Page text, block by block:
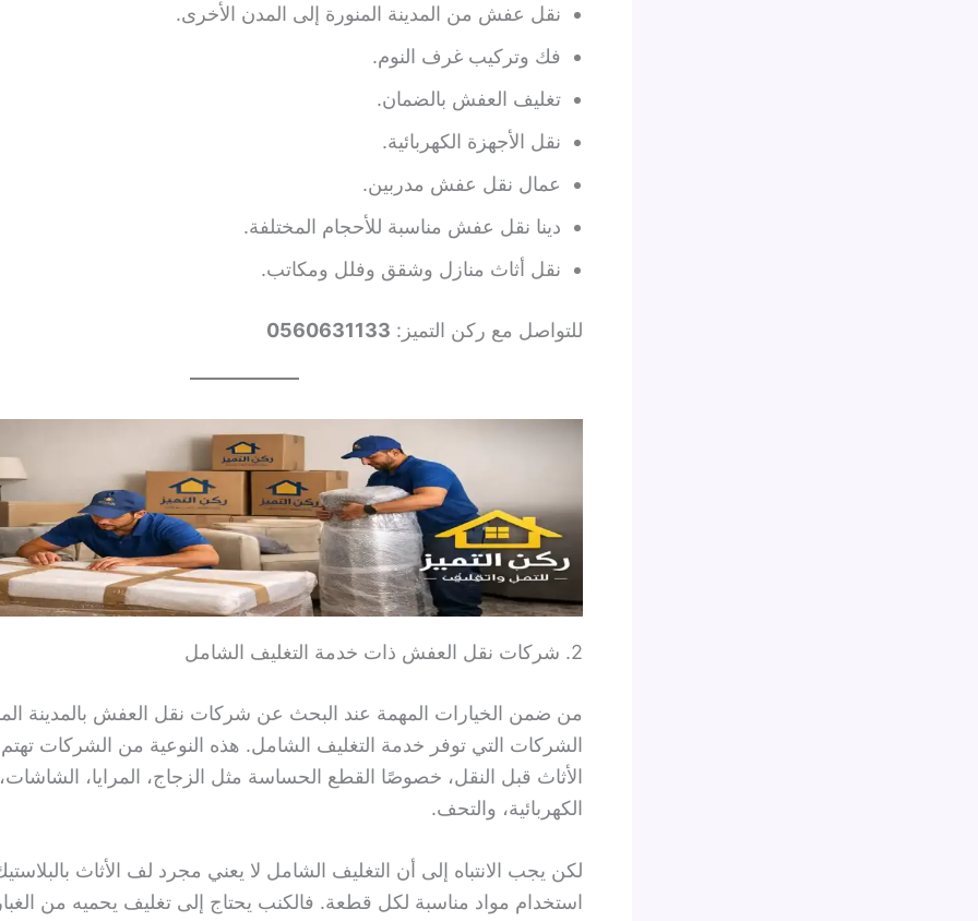
نقل عفش من المدينة المنورة إلى المدن الأخرى.
فك وتركيب غرف النوم.
تغليف العفش بالضمان.
نقل الأجهزة الكهربائية.
عمال نقل عفش مدربين.
دينا نقل عفش مناسبة للأحجام المختلفة.
نقل أثاث منازل وشقق وفلل ومكاتب.
للتواصل مع ركن التميز: 0560631133
2. شركات نقل العفش ذات خدمة التغليف الشامل
من ضمن الخيارات المهمة عند البحث عن شركات نقل العفش بالمدينة
الشركات التي توفر خدمة التغليف الشامل. هذه النوعية من الشركات تهتم
الأثاث قبل النقل، خصوصًا القطع الحساسة مثل الزجاج، المرايا، الشاشات،
الكهربائية، والتحف.
لكن يجب الانتباه إلى أن التغليف الشامل لا يعني مجرد لف الأثاث
استخدام مواد مناسبة لكل قطعة. فالكنب يحتاج إلى تغليف يحميه من